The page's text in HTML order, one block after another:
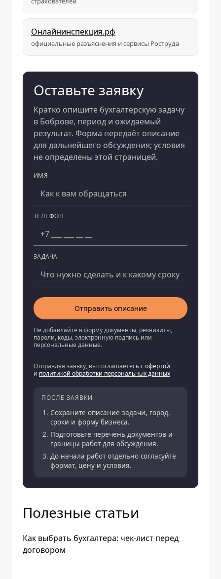
Онлайнинспекция.рф
официальные разъяснения и сервисы Роструда
Оставьте заявку
Кратко опишите бухгалтерскую задачу
в Боброве, период и ожидаемый
результат. Форма передаёт описание
для дальнейшего обсуждения; условия
не определены этой страницей.
ИМЯ
ТЕЛЕФОН
ЗАДАЧА
Компания
Отправить описание
Не добавляйте в форму документы, реквизиты,
пароли, коды, электронную подпись или
персональные данные.
Отправляя заявку, вы соглашаетесь софертой
и политикой обработки персональных данных
ПОСЛЕ ЗАЯВКИ
Сохраните описание задачи, город,
сроки и форму бизнеса.
Подготовьте перечень документов и
границы работ для обсуждения.
До начала работ отдельно согласуйте
формат, цену и условия.
Полезные статьи
Как выбрать бухгалтера: чек-лист перед
договором